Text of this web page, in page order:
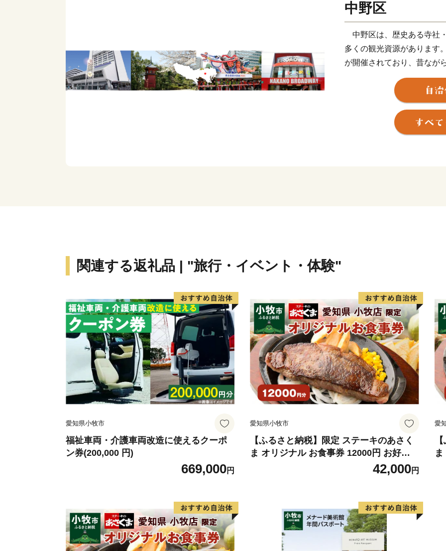
中野区
中野区は、歴史ある寺社
多くの観光資源があります
が開催されており、昔なが
チャーの「聖地」と呼ば
な観光スポットがたくさん
また、警察大学校跡地で
市（まち）」として生ま
野四季の森公園」と、様
関連する返礼品 | "旅行・イベント・体験"
愛知県小牧市
福祉車両・介護車両改造に使えるクーポ
ン券(200,000 円)
669,000円
愛知県小牧市
【ふるさと納税】限定 ステーキのあさく
ま オリジナル お食事券 12000円 お好き
なメニュー 好きなだけ コーンスープ カレ
ー サラダ プリン ソフトクリーム デザー
42,000円
愛